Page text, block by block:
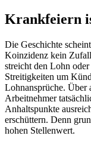
Krankfeiern
Die Geschichte
Koinzidenz kein
streicht den Lohn
Streitigkeiten um
Lohnansprüche. Über
Arbeitnehmer
Anhaltspunkte
erschüttern. Denn
hohen Stellenwert.